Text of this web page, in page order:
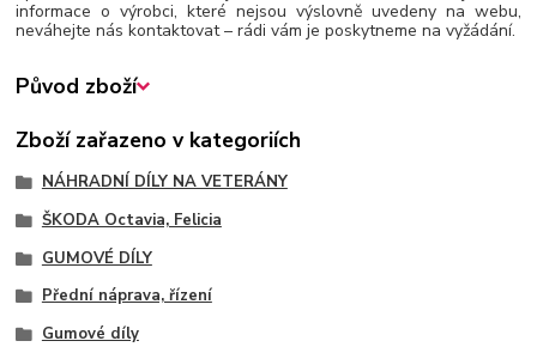
informace o výrobci, které nejsou výslovně uvedeny na webu,
neváhejte nás kontaktovat – rádi vám je poskytneme na vyžádání.
Původ zboží
Zboží zařazeno v kategoriích
NÁHRADNÍ DÍLY NA VETERÁNY
ŠKODA Octavia, Felicia
GUMOVÉ DÍLY
Přední náprava, řízení
Gumové díly